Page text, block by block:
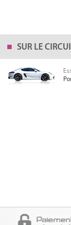
SUR LE